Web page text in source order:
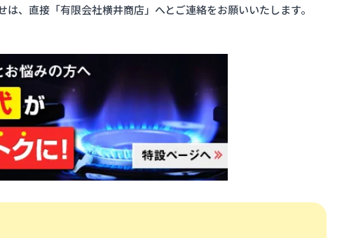
、直接「有限会社横井商店」へとご連絡をお願いいたします。